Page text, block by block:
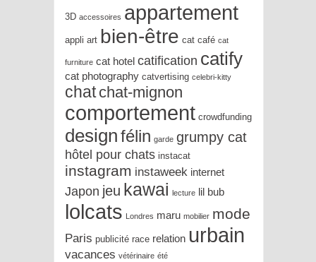
3D accessoires appartement
appli art bien-être cat café cat
furniture cat hotel catification catify
cat photography catvertising celebri-kitty
chat chat-mignon
comportement crowdfunding
designfélin garde grumpy cat
hôtel pour chats instacat
instagram instaweek internet
Japon jeu kawai lecture lil bub
lolcats Londres maru mobilier mode
Paris publicité race relation urbain
vacances vétérinaire été